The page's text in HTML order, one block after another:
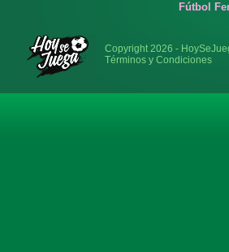
Fútbol
Copyright 2026 -
Términos y Condiciones